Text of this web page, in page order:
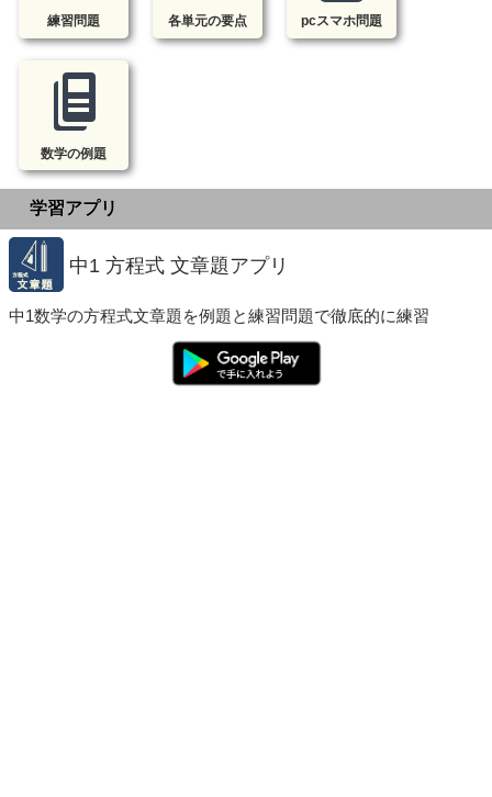
練習問題 各単元の要点 pcスマホ問題
数学の例題
学習アプリ
中1 方程式 文章題アプリ
中1数学の方程式文章題を例題と練習問題で徹底的に練習